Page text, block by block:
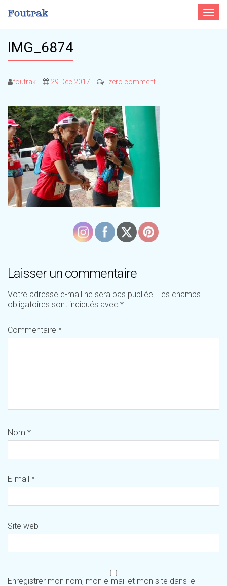
Toggle
IMG_6874
foutrak 29 Déc 2017 zero comment
Laisser un commentaire
Votre adresse e-mail ne sera pas publiée. Les champs
obligatoires sont indiqués avec *
Commentaire *
Nom *
E-mail *
Site web
Enregistrer mon nom, mon e-mail et mon site dans le